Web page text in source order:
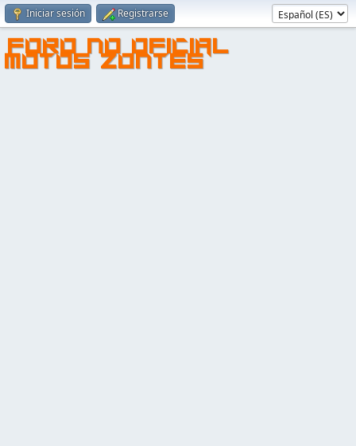
Iniciar sesión Registrarse
FORO NO OFICIAL
MOTOS ZONTES